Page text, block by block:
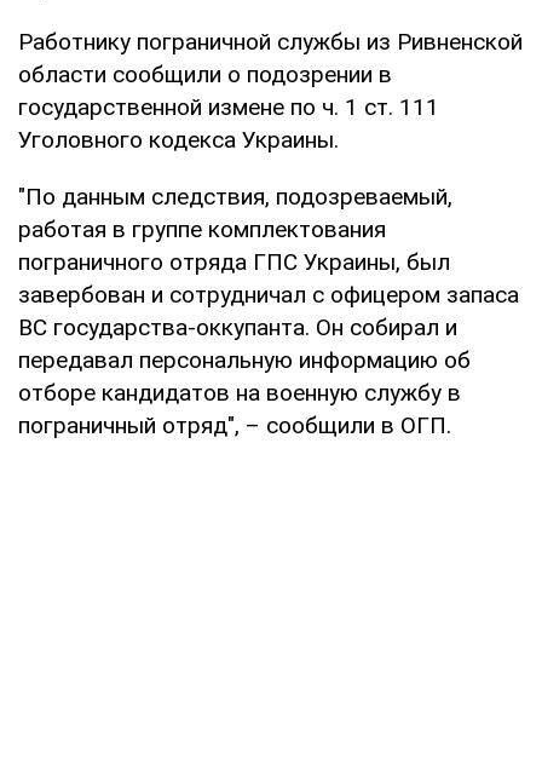
Работнику пограничной службы из Ривненской
области сообщили о подозрении в
государственной измене по ч. 1 ст. 111
Уголовного кодекса Украины.
"По данным следствия, подозреваемый,
работая в группе комплектования
пограничного отряда ГПС Украины, был
завербован и сотрудничал с офицером запаса
ВС государства-оккупанта. Он собирал и
передавал персональную информацию об
отборе кандидатов на военную службу в
пограничный отряд", – сообщили в ОГП.